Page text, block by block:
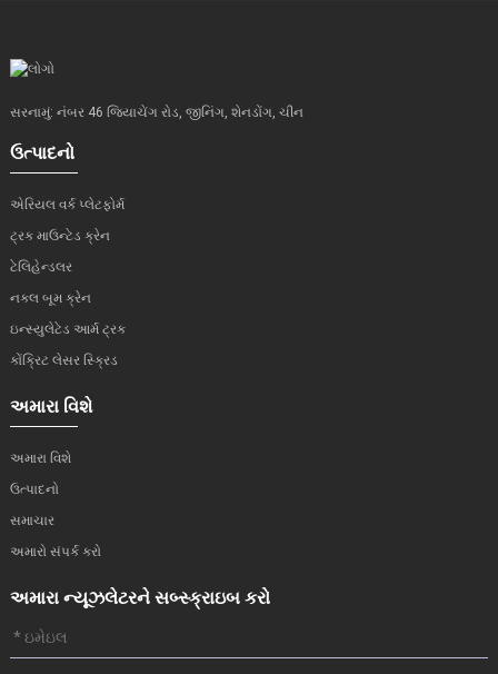
સરનામું: નંબર 46 જિયાચેંગ રોડ, જીનિંગ, શેનડોંગ, ચીન
ઉત્પાદનો
એરિયલ વર્ક પ્લેટફોર્મ
ટ્રક માઉન્ટેડ ક્રેન
ટેલિહેન્ડલર
નકલ બૂમ ક્રેન
ઇન્સ્યુલેટેડ આર્મ ટ્રક
કોંક્રિટ લેસર સ્ક્રિડ
અમારા વિશે
અમારા વિશે
ઉત્પાદનો
સમાચાર
અમારો સંપર્ક કરો
અમારા ન્યૂઝલેટરને સબ્સ્ક્રાઇબ કરો